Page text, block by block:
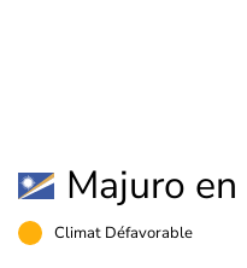
Majuro en
Climat Défavorable